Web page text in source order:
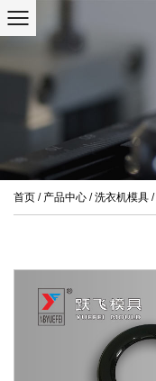
首页 / 产品中心 /洗衣机模具 /